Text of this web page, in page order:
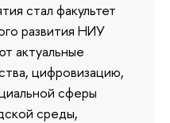
стал факультет
развития НИУ
актуальные
цифровизацию,
сферы
среды,